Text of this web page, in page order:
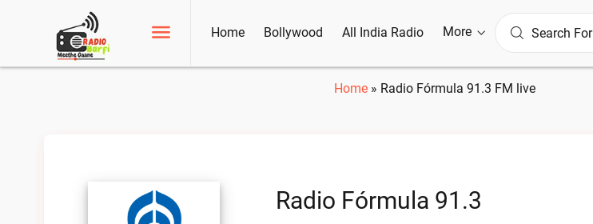
Home Bollywood All India Radio More
Home » Radio Fórmula 91.3 FM live
Radio Fórmula 91.3